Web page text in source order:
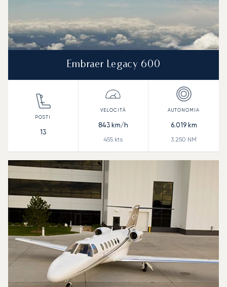
Embraer Legacy 600
13
843km/h
455 kts
6.019km
3.250 NM